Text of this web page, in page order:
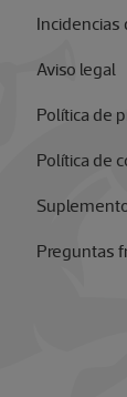
Incidencias
Aviso legal
Política de
Política de
Preguntas